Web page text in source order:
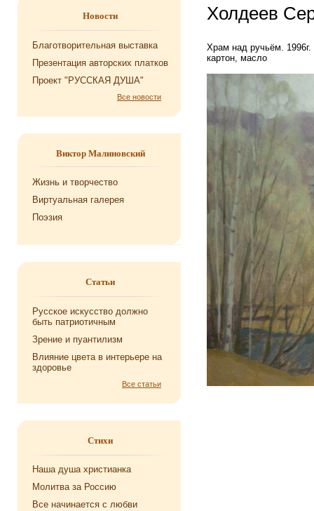
Новости
Благотворительная выставка
Презентация авторских платков
Проект "РУССКАЯ ДУША"
Все новости
Виктор Малиновский
Жизнь и творчество
Виртуальная галерея
Поэзия
Статьи
Русское искусство должно
быть патриотичным
Зрение и пуантилизм
Влияние цвета в интерьере на
здоровье
Все статьи
Стихи
Наша душа хри­сти­ан­ка
Мо­лит­ва за Рос­сию
Все на­чи­на­ет­ся с любви
Холдеев
Храм над ручьём. 1996г.
картон, масло